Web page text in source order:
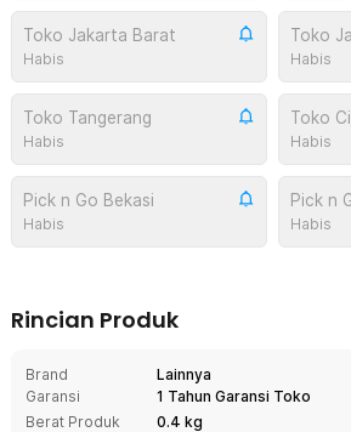
Toko Jakarta Barat
Habis
Toko
Habis
Toko Tangerang
Habis
Toko
Habis
Pick n Go Bekasi
Habis
Pick n
Habis
Rincian Produk
Brand
Lainnya
Garansi
1 Tahun Garansi Toko
Berat Produk
0.4 kg